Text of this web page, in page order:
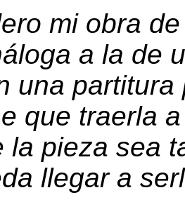
mi obra
a la de
una partitura
que traerla
la pieza sea
llegar a